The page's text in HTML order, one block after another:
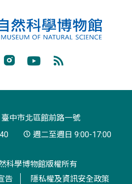
閱
中市北區館前路一號
週二至週日 9:00-17:00
科學博物館版權所有
告
隱私權及資訊安全政策